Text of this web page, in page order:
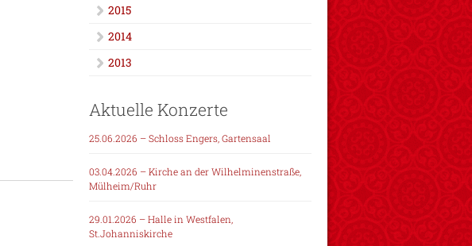
2015
2014
2013
Aktuelle Konzerte
25.06.2026 – Schloss Engers, Gartensaal
03.04.2026 – Kirche an der Wilhelminenstraße,
Mülheim/Ruhr
29.01.2026 – Halle in Westfalen,
St.Johanniskirche